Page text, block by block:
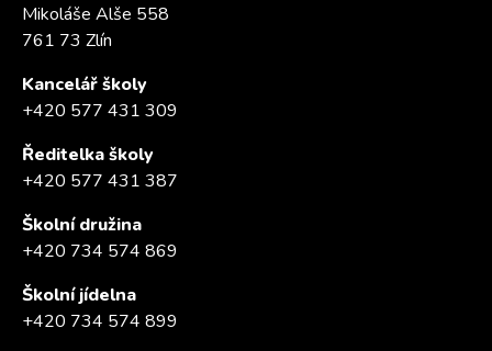
Mikoláše Alše 558
761 73 Zlín
Kancelář školy
+420 577 431 309
Ředitelka školy
+420 577 431 387
Školní družina
+420 734 574 869
Školní jídelna
+420 734 574 899